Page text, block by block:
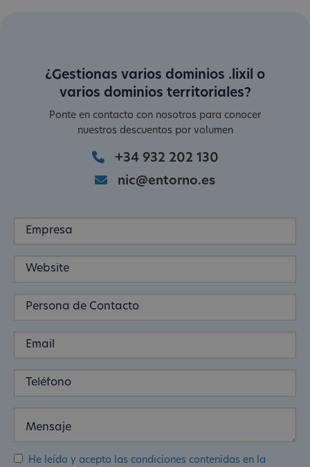
¿Gestionas varios dominios .lixil o
varios dominios territoriales?
Ponte en contacto con nosotros para conocer
nuestros descuentos por volumen
+34 932 202 130
nic@entorno.es
He leído y acepto las condiciones contenidas en la